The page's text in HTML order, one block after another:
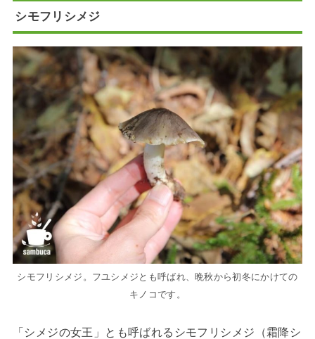
シモフリシメジ
シモフリシメジ。フユシメジとも呼ばれ、晩秋から初冬にかけての
キノコです。
「シメジの女王」とも呼ばれるシモフリシメジ（霜降シ